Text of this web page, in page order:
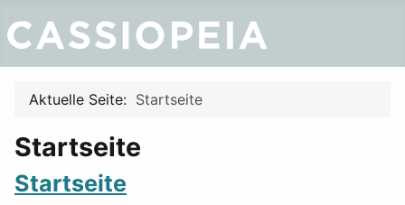
Aktuelle Seite: Startseite
Startseite
Startseite